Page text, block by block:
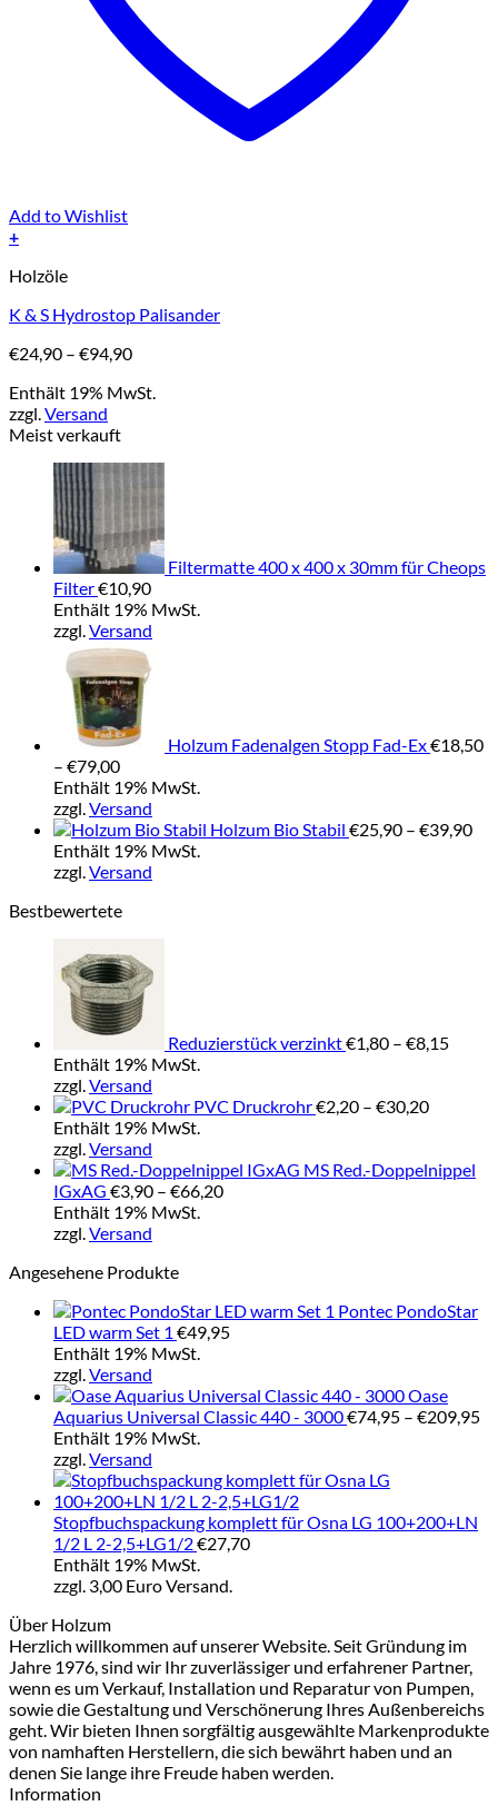
Add to Wishlist
+
Produkt
mehrere
auf.
Die
Optionen
können
auf
Produktseite
gewählt
werden
Holzöle
K & S Hydrostop Palisander
€24,90 – €94,90Preisspanne:
bis
Enthält 19% MwSt.
zzgl.Versand
Meist verkauft
Filtermatte 400 x 400 x 30mm für Cheops
Filter€10,90
Enthält 19% MwSt.
zzgl.Versand
Holzum Fadenalgen Stopp Fad-Ex€18,50
– €79,00Preisspanne:
€18,50
bis
€79,00
Enthält 19% MwSt.
zzgl.Versand
Holzum Bio Stabil €25,90 – €39,90
Enthält 19% MwSt.
zzgl.Versand
Bestbewertete
Reduzierstück verzinkt€1,80 – €8,15
Enthält 19% MwSt.
zzgl.Versand
PVC Druckrohr€2,20 – €30,20
€30,20
Enthält 19% MwSt.
zzgl.Versand
MS Red.-Doppelnippel
IGxAG €3,90 – €66,20Preisspanne:
Enthält 19% MwSt.
zzgl.Versand
Angesehene Produkte
Pontec PondoStar
LED warm Set 1 €49,95
Enthält 19% MwSt.
zzgl.Versand
Oase
Aquarius Universal Classic 440 - 3000€74,95 – €209,95
Enthält 19% MwSt.
zzgl.Versand
Stopfbuchspackung komplett für Osna LG 100+200+LN
1/2 L 2-2,5+LG1/2€27,70
Enthält 19% MwSt.
zzgl. 3,00 Euro Versand.
Über Holzum
Herzlich willkommen auf unserer Website. Seit Gründung im
Jahre 1976, sind wir Ihr zuverlässiger und erfahrener Partner,
wenn es um Verkauf, Installation und Reparatur von Pumpen,
sowie die Gestaltung und Verschönerung Ihres Außenbereichs
geht. Wir bieten Ihnen sorgfältig ausgewählte Markenprodukte
von namhaften Herstellern, die sich bewährt haben und an
denen Sie lange ihre Freude haben werden.
Information